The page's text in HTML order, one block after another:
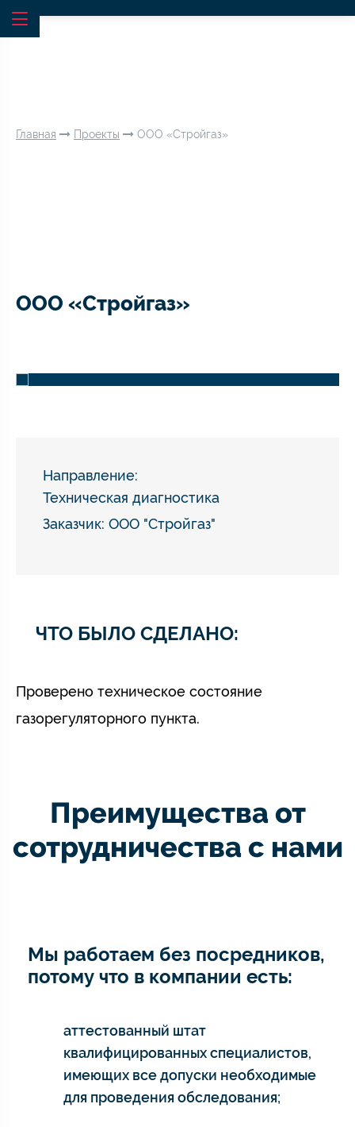
Главная Проекты ООО «Стройгаз»
ООО «Стройгаз»
Направление:
Техническая диагностика
Заказчик: ООО "Стройгаз"
ЧТО БЫЛО СДЕЛАНО:
Проверено техническое состояние
газорегуляторного пункта.
Преимущества от
сотрудничества с нами
Мы работаем без посредников,
потому что в компании есть:
аттестованный штат
квалифицированных специалистов,
имеющих все допуски необходимые
для проведения обследования;